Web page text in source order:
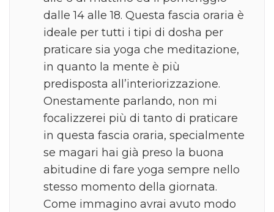
dalle 14 alle 18. Questa fascia oraria è
ideale per tutti i tipi di dosha per
praticare sia yoga che meditazione,
in quanto la mente è più
predisposta all’interiorizzazione.
Onestamente parlando, non mi
focalizzerei più di tanto di praticare
in questa fascia oraria, specialmente
se magari hai già preso la buona
abitudine di fare yoga sempre nello
stesso momento della giornata.
Come immagino avrai avuto modo